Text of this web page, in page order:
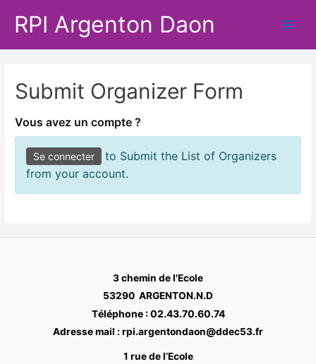
RPI Argenton Daon
Submit Organizer Form
Vous avez un compte ?
Se connecter
to Submit the List of Organizers
from your account.
3 chemin de l'Ecole
53290 ARGENTON.N.D
Téléphone : 02.43.70.60.74
Adresse mail : rpi.argentondaon@ddec53.fr
1 rue de l’Ecole